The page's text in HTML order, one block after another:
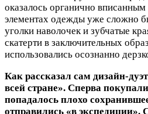
оказалось органично
элементах одежды уже сложно
уголки наволочек и зубчатые
скатерти в заключительных
использовались осознанно
Как рассказал сам дизайн-
всей стране». Сперва
попадалось плохо
отправились «в экспедиции».